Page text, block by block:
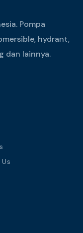
Pompa
hydrant,
dan lainnya.